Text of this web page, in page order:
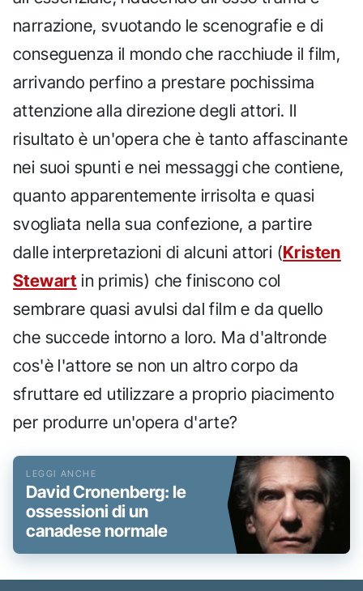
narrazione, svuotando le scenografie e di
conseguenza il mondo che racchiude il film,
arrivando perfino a prestare pochissima
attenzione alla direzione degli attori. Il
risultato è un'opera che è tanto affascinante
nei suoi spunti e nei messaggi che contiene,
quanto apparentemente irrisolta e quasi
svogliata nella sua confezione, a partire
dalle interpretazioni di alcuni attori (Kristen
Stewart in primis) che finiscono col
sembrare quasi avulsi dal film e da quello
che succede intorno a loro. Ma d'altronde
cos'è l'attore se non un altro corpo da
sfruttare ed utilizzare a proprio piacimento
per produrre un'opera d'arte?
David Cronenberg: le
ossessioni di un
canadese normale